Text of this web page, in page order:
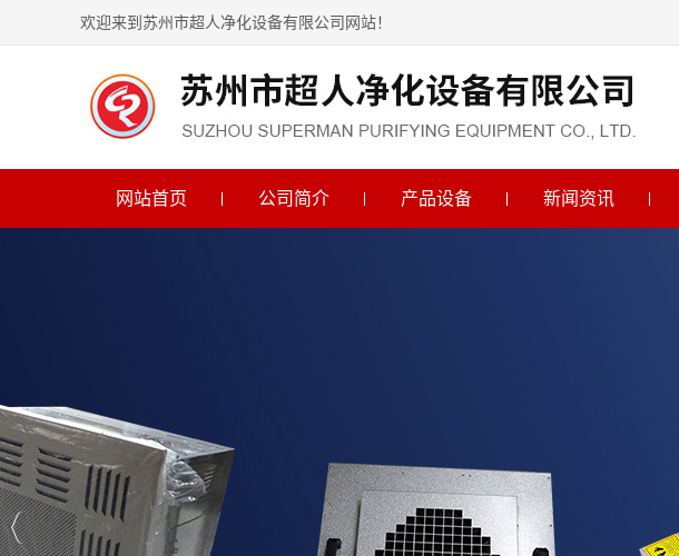
欢迎来到苏州市超人净化设备有限公司网站！
网站首页 公司简介 产品设备 新闻资讯